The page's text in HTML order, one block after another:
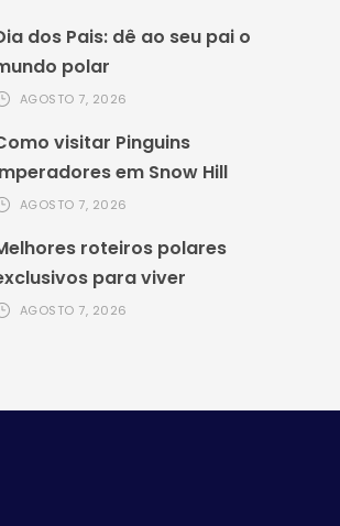
dos Pais: dê ao seu pai o
polar
AGOSTO 7, 2026
visitar Pinguins
em Snow Hill
AGOSTO 7, 2026
roteiros polares
para viver
AGOSTO 7, 2026